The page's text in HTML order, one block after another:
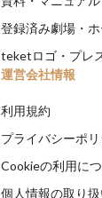
登録済み劇場・
teketロゴ・プレ
運営会社情報
利用規約
プライバシーポ
Cookieの利用に
個人情報の取り